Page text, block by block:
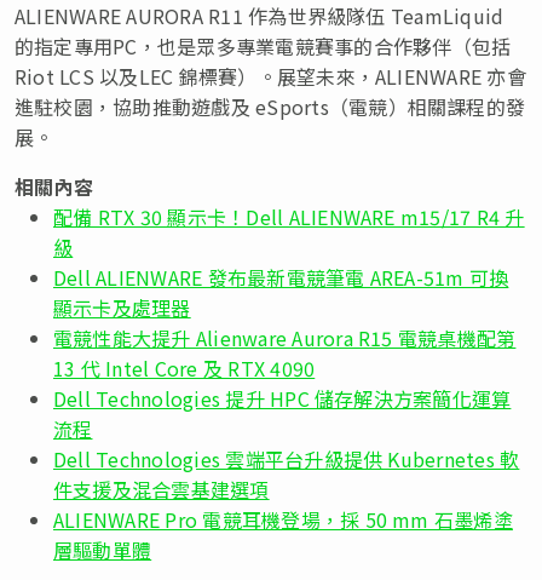
ALIENWARE AURORA R11 作為世界級隊伍 TeamLiquid
的指定專用PC，也是眾多專業電競賽事的合作夥伴（包括
Riot LCS 以及LEC 錦標賽）。展望未來，ALIENWARE 亦會
進駐校園，協助推動遊戲及 eSports（電競）相關課程的發
展。
相關內容
配備 RTX 30 顯示卡！Dell ALIENWARE m15/17 R4 升
級
Dell ALIENWARE 發布最新電競筆電 AREA-51m 可換
顯示卡及處理器
電競性能大提升 Alienware Aurora R15 電競桌機配第
13 代 Intel Core 及 RTX 4090
Dell Technologies 提升 HPC 儲存解決方案簡化運算
流程
Dell Technologies 雲端平台升級提供 Kubernetes 軟
件支援及混合雲基建選項
ALIENWARE Pro 電競耳機登場，採 50 mm 石墨烯塗
層驅動單體